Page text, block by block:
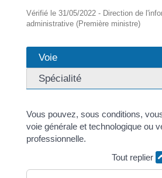
Vérifié le 31/05/2022 - Direction de
administrative (Première ministre)
Voie
Spécialité
Vous pouvez, sous conditions,
voie générale et technologique ou
professionnelle.
Tout replier